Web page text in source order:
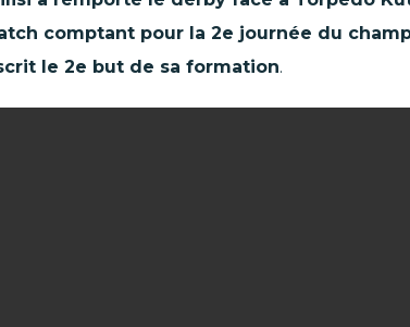
comptant pour la 2e journée du
le 2e but de sa formation.